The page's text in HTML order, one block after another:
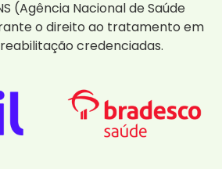
(Agência Nacional de Saúde
o direito ao tratamento em
credenciadas.